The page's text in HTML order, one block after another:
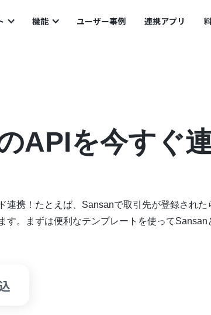
機能 ユーザー事例 連携アプリ
APIを今すぐ
連携！たとえば、Sansanで取引先が登録された
す。まずは便利なテンプレートを使ってSansan